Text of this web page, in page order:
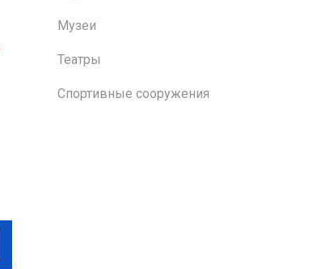
Музеи
Театры
Спортивные сооружения